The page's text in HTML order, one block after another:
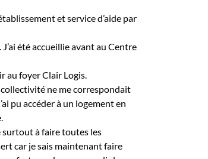
et service d’aide par
été accueillie avant au Centre
au foyer Clair Logis.
collectivité ne me correspondait
pu accéder à un logement en
surtout à faire toutes les
car je sais maintenant faire